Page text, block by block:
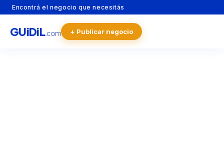
Encontrá el negocio que necesitás
GUiDiL.com + Publicar negocio